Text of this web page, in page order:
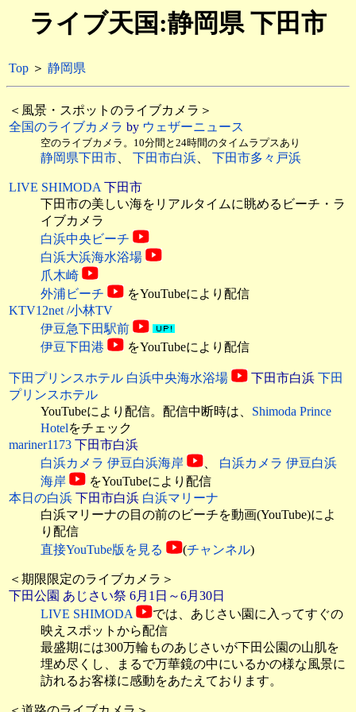
ライブ天国:静岡県 下田市
Top ＞ 静岡県
＜風景・スポットのライブカメラ＞
全国のライブカメラ by ウェザーニュース
空のライブカメラ。10分間と24時間のタイムラプスあり
静岡県下田市、 下田市白浜、 下田市多々戸浜
LIVE SHIMODA下田市
下田市の美しい海をリアルタイムに眺めるビーチ・ラ
イブカメラ
白浜中央ビーチ
白浜大浜海水浴場
爪木崎
外浦ビーチ
をYouTubeにより配信
KTV12net /小林TV
伊豆急下田駅前
伊豆下田港
をYouTubeにより配信
下田プリンスホテル 白浜中央海水浴場 下田市白浜 下田
プリンスホテル
YouTubeにより配信。配信中断時は、 Shimoda Prince
Hotelをチェック
mariner1173 下田市白浜
白浜カメラ 伊豆白浜海岸
、 白浜カメラ 伊豆白浜
海岸
をYouTubeにより配信
本日の白浜 下田市白浜 白浜マリーナ
白浜マリーナの目の前のビーチを動画(YouTube)によ
り配信
直接YouTube版を見る
(チャンネル)
＜期限限定のライブカメラ＞
下田公園 あじさい祭 6月1日～6月30日
LIVE SHIMODA
では、あじさい園に入ってすぐの
映えスポットから配信
最盛期には300万輪ものあじさいが下田公園の山肌を
埋め尽くし、まるで万華鏡の中にいるかの様な風景に
訪れるお客様に感動をあたえております。